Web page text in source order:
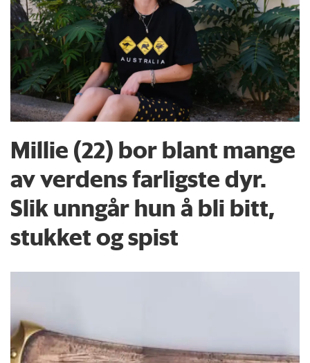
Millie (22) bor blant mange
av verdens farligste dyr.
Slik unngår hun å bli bitt,
stukket og spist